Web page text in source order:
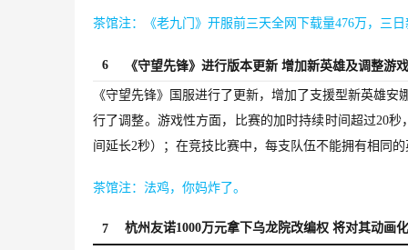
茶馆注：《老九门》开服前三天全网下载量476万，三日
6 《守望先锋》进行版本更新 增加新英雄及调整游
《守望先锋》国服进行了更新，增加了支援型新英雄
行了调整。游戏性方面，比赛的加时持续时间超过20
间延长2秒）；在竞技比赛中，每支队伍不能拥有相同的
茶馆注：法鸡，你妈炸了。
7 杭州友诺1000万元拿下乌龙院改编权 将对其动画化